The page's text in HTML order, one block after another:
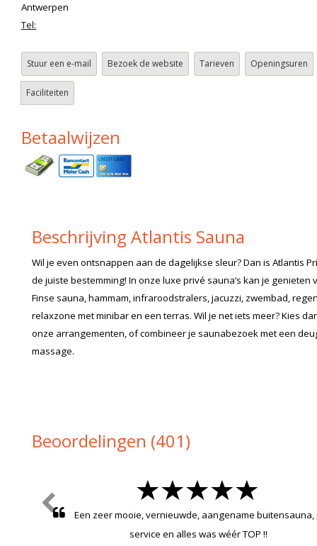
Antwerpen
Tel:
Stuur een e-mail Bezoek de website Tarieven Openingsuren
Faciliteiten
Betaalwijzen
Beschrijving Atlantis Sauna
Wil je even ontsnappen aan de dagelijkse sleur? Dan is Atlantis
de juiste bestemming! In onze luxe privé sauna’s kan je genieten
Finse sauna, hammam, infraroodstralers, jacuzzi, zwembad,
relaxzone met minibar en een terras. Wil je net iets meer? Kies
onze arrangementen, of combineer je saunabezoek met een
massage.
Beoordelingen (401)
Zeer fijne ervaring.
,Duffel